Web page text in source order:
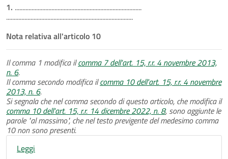
1. ...................................................................................
...................................................................................
Nota relativa all'articolo 10
Il comma 1 modifica ilcomma 7 dell'art. 15, r.r. 4 novembre 2013,
n. 6.
Il comma secondo modifica ilcomma 10 dell'art. 15, r.r. 4 novembre
2013, n. 6.
Si segnala che nel comma secondo di questo articolo, che modifica il
comma 10 dell'art. 15, r.r. 14 dicembre 2022, n. 8, sono aggiunte le
parole "al massimo", che nel testo previgente del medesimo comma
10 non sono presenti.
Leggi